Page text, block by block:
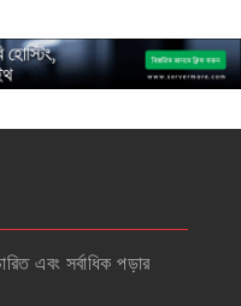
এবং সর্বাধিক পড়ার